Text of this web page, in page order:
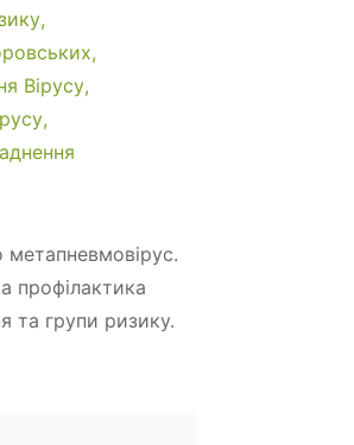
Вірусу
метапневмовірус.
профілактика
та групи ризику.